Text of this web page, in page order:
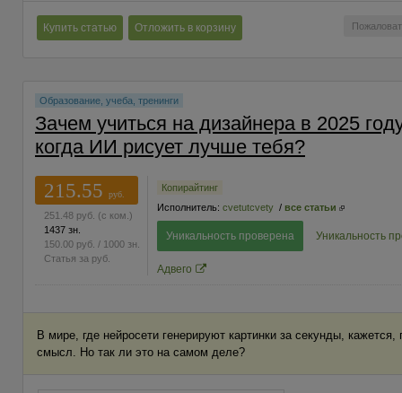
Купить статью Отложить в корзину
Образование, учеба, тренинги
Зачем учиться на дизайнера в 2025
когда ИИ рисует лучше тебя?
215.55
руб.
251.48 руб. (с ком.)
1437 зн.
150.00 руб. / 1000 зн.
Статья за руб.
Копирайтинг
Исполнитель: cvetutcvety / все статьи
Уникальность проверена Уникальность
Адвего
В мире, где нейросети генерируют картинки за секунды,
смысл. Но так ли это на самом деле?